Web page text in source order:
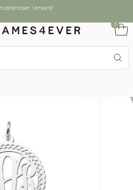
Kostenloser Versand
0